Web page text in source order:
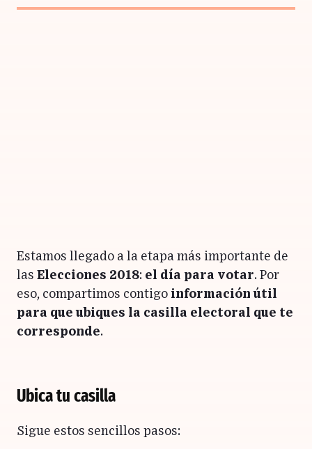
Estamos llegado a la etapa más importante de
las Elecciones 2018: el día para votar. Por
eso, compartimos contigo información útil
para que ubiques la casilla electoral que te
corresponde.
Ubica tu casilla
Sigue estos sencillos pasos: